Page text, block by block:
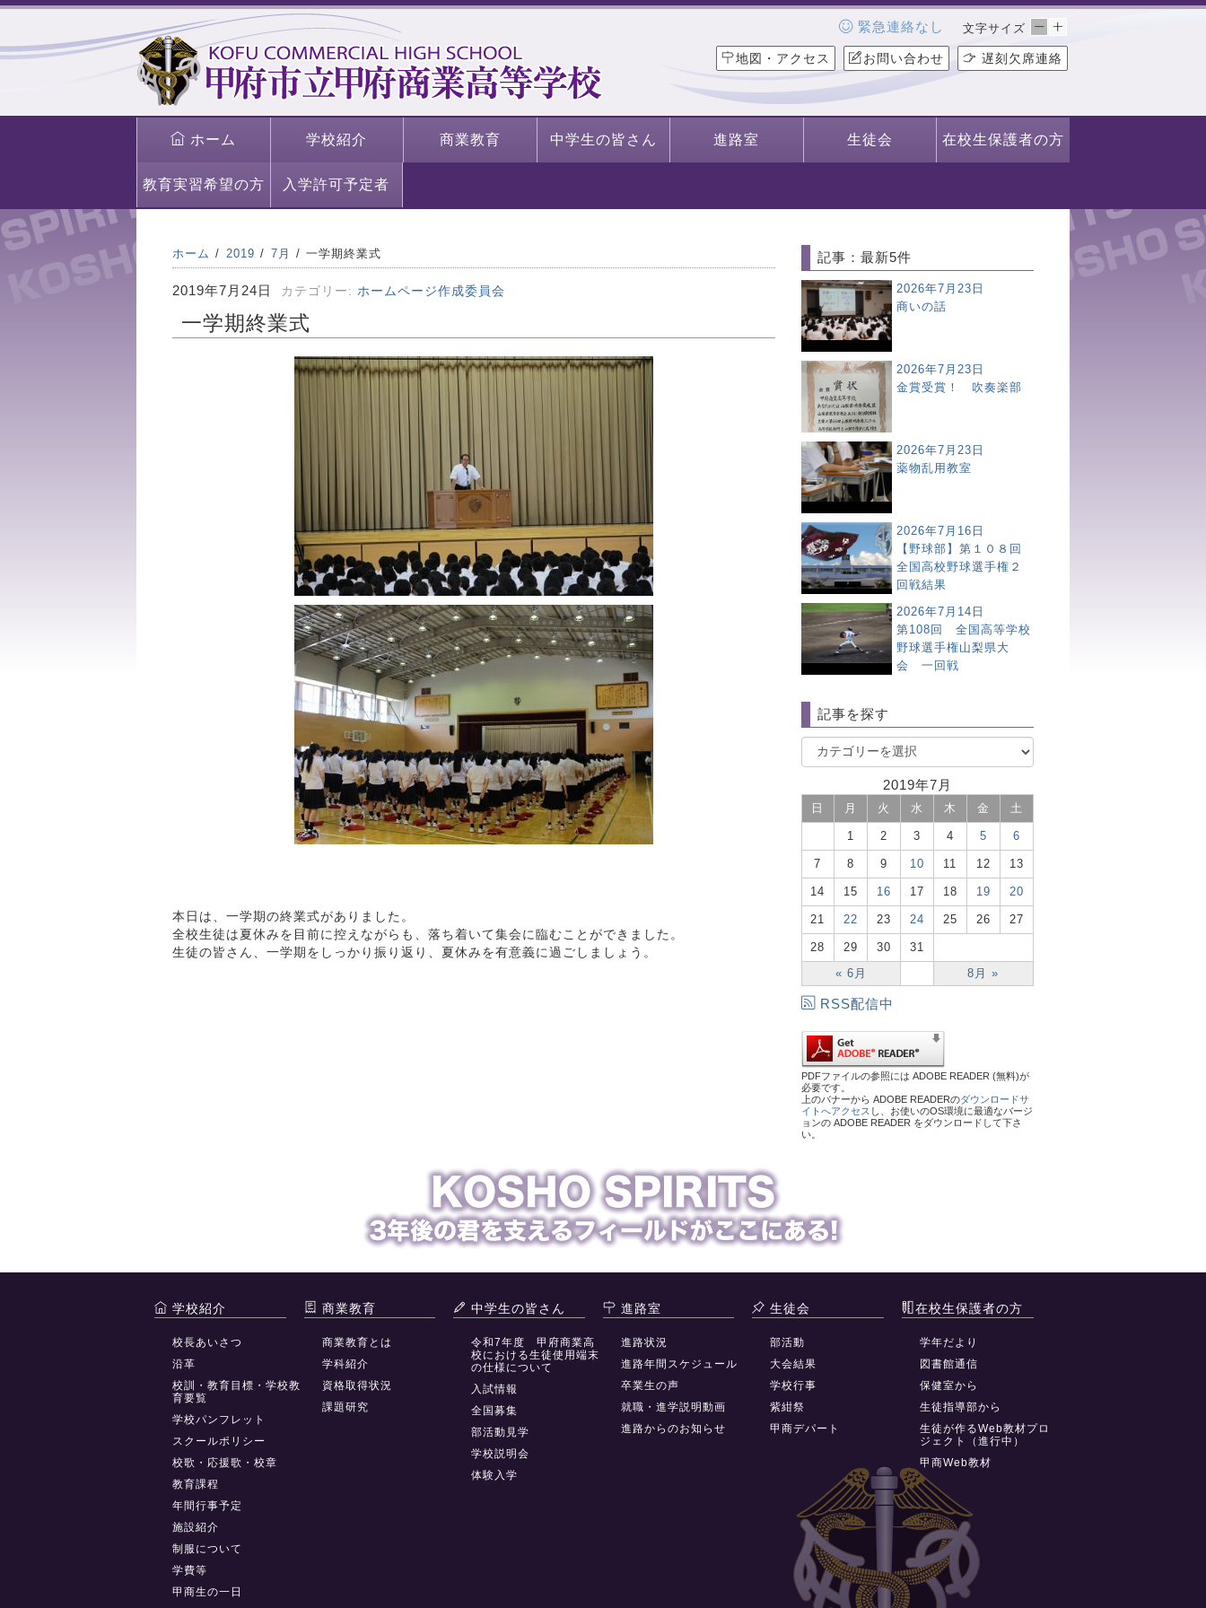
文字サイズ
地図・アクセス お問い合わせ 遅刻欠席連絡
緊急連絡なし
ホーム 学校紹介 商業教育 中学生の皆さん 進路室 生徒会 在校生保護者の方
教育実習希望の方 入学許可予定者
ホーム 2019 7月 一学期終業式
2019年7月24日 カテゴリー: ホームページ作成委員会
一学期終業式
本日は、一学期の終業式がありました。
全校生徒は夏休みを目前に控えながらも、落ち着いて集会に臨むことができました。
生徒の皆さん、一学期をしっかり振り返り、夏休みを有意義に過ごしましょう。
記事：最新5件
2026年7月23日
商いの話
2026年7月23日
金賞受賞！ 吹奏楽部
2026年7月23日
薬物乱用教室
2026年7月16日
【野球部】第１０８回
全国高校野球選手権２
回戦結果
2026年7月14日
第108回 全国高等学校
野球選手権山梨県大
会 一回戦
記事を探す
2019年7月
日 月 火 水 木 金 土
« 6月 8月 »
1 2 3 4 5 6
7 8 9 10 11 12 13
14 15 16 17 18 19 20
21 22 23 24 25 26 27
28 29 30 31
RSS配信中
PDFファイルの参照には ADOBE READER (無料)が
必要です。
上のバナーから ADOBE READERのダウンロードサ
イトへアクセス し、お使いのOS環境に最適なバージ
ョンの ADOBE READER をダウンロードして下さ
い。
学校紹介
校長あいさつ
沿革
校訓・教育目標・学校教
育要覧
学校パンフレット
スクールポリシー
校歌・応援歌・校章
教育課程
年間行事予定
施設紹介
制服について
学費等
甲商生の一日
商業教育
商業教育とは
学科紹介
資格取得状況
課題研究
中学生の皆さん
令和7年度 甲府商業高
校における生徒使用端末
の仕様について
入試情報
全国募集
部活動見学
学校説明会
体験入学
進路室
進路状況
進路年間スケジュール
卒業生の声
就職・進学説明動画
進路からのお知らせ
生徒会
部活動
大会結果
学校行事
紫紺祭
甲商デパート
在校生保護者の方
学年だより
図書館通信
保健室から
生徒指導部から
生徒が作るWeb教材プロ
ジェクト（進行中）
甲商Web教材